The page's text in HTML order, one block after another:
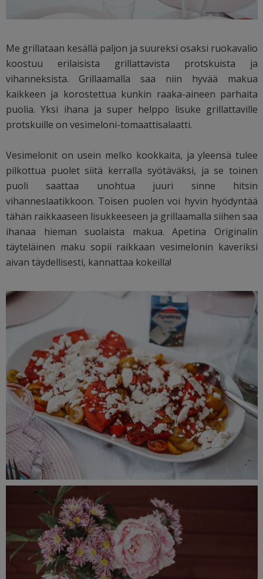
Me grillataan kesällä paljon ja suureksi osaksi ruokavalio
koostuu erilaisista grillattavista protskuista ja
vihanneksista. Grillaamalla saa niin hyvää makua
kaikkeen ja korostettua kunkin raaka-aineen parhaita
puolia. Yksi ihana ja super helppo lisuke grillattaville
protskuille on vesimeloni-tomaattisalaatti.
Vesimelonit on usein melko kookkaita, ja yleensä tulee
pilkottua puolet siitä kerralla syötäväksi, ja se toinen
puoli saattaa unohtua juuri sinne hitsin
vihanneslaatikkoon. Toisen puolen voi hyvin hyödyntää
tähän raikkaaseen lisukkeeseen ja grillaamalla siihen saa
ihanaa hieman suolaista makua. Apetina Originalin
täyteläinen maku sopii raikkaan vesimelonin kaveriksi
aivan täydellisesti, kannattaa kokeilla!